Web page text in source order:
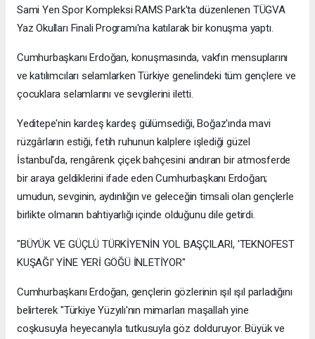
Sami Yen Spor Kompleksi RAMS Park'ta düzenlenen TÜGVA
Yaz Okulları Finali Programı'na katılarak bir konuşma yaptı.
Cumhurbaşkanı Erdoğan, konuşmasında, vakfın mensuplarını
ve katılımcıları selamlarken Türkiye genelindeki tüm gençlere ve
çocuklara selamlarını ve sevgilerini iletti.
Yeditepe'nin kardeş kardeş gülümsediği, Boğaz'ında mavi
rüzgârların estiği, fetih ruhunun kalplere işlediği güzel
İstanbul'da, rengârenk çiçek bahçesini andıran bir atmosferde
bir araya geldiklerini ifade eden Cumhurbaşkanı Erdoğan;
umudun, sevginin, aydınlığın ve geleceğin timsali olan gençlerle
birlikte olmanın bahtiyarlığı içinde olduğunu dile getirdi.
"BÜYÜK VE GÜÇLÜ TÜRKİYE'NİN YOL BAŞÇILARI, 'TEKNOFEST
KUŞAĞI' YİNE YERİ GÖĞÜ İNLETİYOR"
Cumhurbaşkanı Erdoğan, gençlerin gözlerinin ışıl ışıl parladığını
belirterek "Türkiye Yüzyılı'nın mimarları maşallah yine
coşkusuyla heyecanıyla tutkusuyla göz dolduruyor. Büyük ve